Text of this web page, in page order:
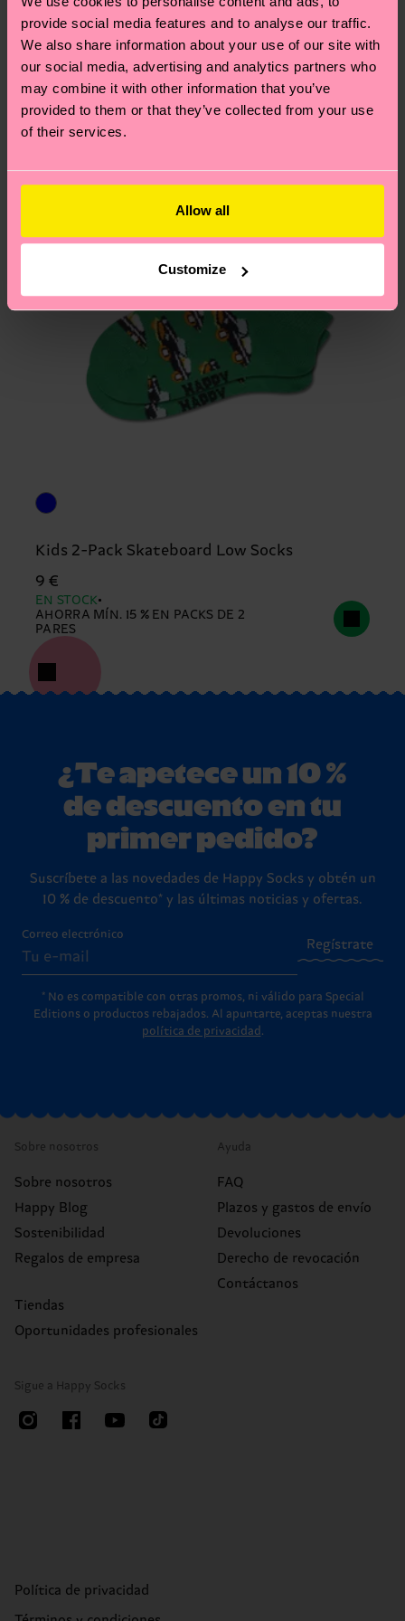
provide social media features and to analyse our traffic.
We also share information about your use of our site with
our social media, advertising and analytics partners who
may combine it with other information that you’ve
provided to them or that they’ve collected from your use
of their services.
Allow all
Customize
6% Poliamida, 1% Elastano
PRODUCTO 2:79% Mezcla de algodón orgánico,
14% composition-recycled-pre-consumer-
polyamide, 6% Poliamida, 1% Elastano
postal local.
¿Tienes dudas sobre las devoluciones? Visita
nuestra página deDevolucionespara ver las
respuestas a las preguntas más frecuentes.
Creemos que te va a encantar Diseños parecidos
Kids 2-Pack Skateboard Low Socks
9 €
EN STOCK
AHORRA MÍN. 15 % EN PACKS DE 2
PARES
¿Te apetece un 10 %
de descuento en tu
primer pedido?
Suscríbete a las novedades de Happy Socks y obtén un
10 % de descuento* y las últimas noticias y ofertas.
Correo electrónico
Regístrate
* No es compatible con otras promos, ni válido para Special
Editions o productos rebajados. Al apuntarte, aceptas nuestra
política de privacidad .
Sobre nosotros
Sobre nosotros
Happy Blog
Sostenibilidad
Regalos de empresa
Tiendas
Oportunidades profesionales
Ayuda
FAQ
Plazos y gastos de envío
Devoluciones
Derecho de revocación
Contáctanos
Sigue a Happy Socks
Política de privacidad